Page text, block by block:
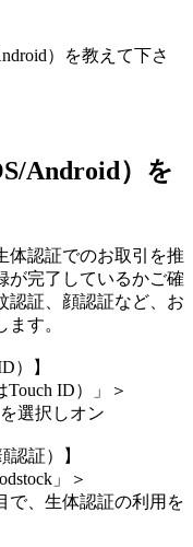
）を教えて下さ
Android）を
体認証でのお取引を推
が完了しているかご確
認証、顔認証など、お
す。
）】
Touch ID）」＞
選択しオン
認証）】
」＞
で、生体認証の利用を